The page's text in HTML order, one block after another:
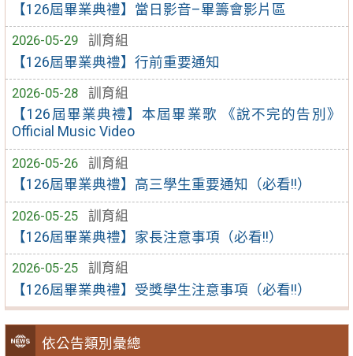
【126屆畢業典禮】當日影音–畢籌會影片區
2026-05-29
訓育組
【126屆畢業典禮】行前重要通知
2026-05-28
訓育組
【126屆畢業典禮】本屆畢業歌 《說不完的告別》
Official Music Video
2026-05-26
訓育組
【126屆畢業典禮】高三學生重要通知（必看!!）
2026-05-25
訓育組
【126屆畢業典禮】家長注意事項（必看!!）
2026-05-25
訓育組
【126屆畢業典禮】受獎學生注意事項（必看!!）
依公告類別彙總